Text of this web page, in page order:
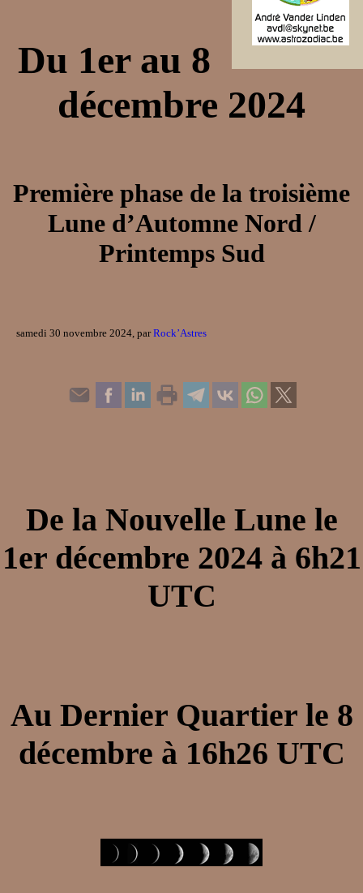
Du 1er au 8
décembre 2024
Première phase de la troisième
Lune d’Automne Nord /
Printemps Sud
samedi 30 novembre 2024, parRock’Astres
De la Nouvelle Lune le
1er décembre 2024à 6h21
UTC
Au Dernier Quartierle 8
décembre à 16h26 UTC